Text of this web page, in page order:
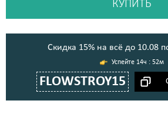
КУПИТЬ
Cкидка 15% на всё до 10.08
FLOWSTROY15
14ч : 52м